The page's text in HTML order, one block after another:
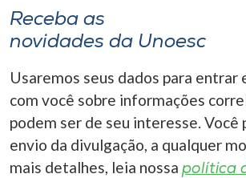
Receba as
novidades da Unoesc
Usaremos seus dados para entrar
com você sobre informações
podem ser de seu interesse. Você
envio da divulgação, a qualquer
mais detalhes, leia nossa política